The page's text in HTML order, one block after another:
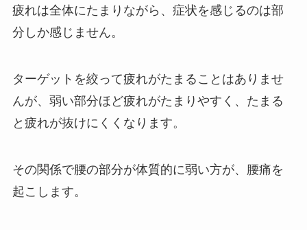
疲れは全体にたまりながら、症状を感じるのは部
分しか感じません。
ターゲットを絞って疲れがたまることはありませ
んが、弱い部分ほど疲れがたまりやすく、たまる
と疲れが抜けにくくなります。
その関係で腰の部分が体質的に弱い方が、腰痛を
起こします。